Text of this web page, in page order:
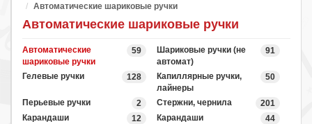
Автоматические шариковые ручки
Автоматические шариковые ручки
59
Автоматические
шариковые ручки
91
Шариковые ручки (не
автомат)
128
Гелевые ручки 50
Капиллярные ручки,
лайнеры
2
Перьевые ручки 201
Стержни, чернила
12
Карандаши
44
Карандаши